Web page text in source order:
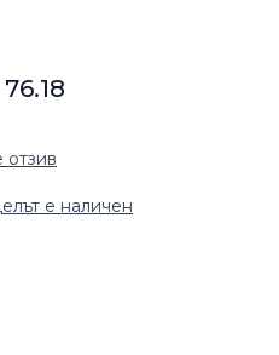
е наличен